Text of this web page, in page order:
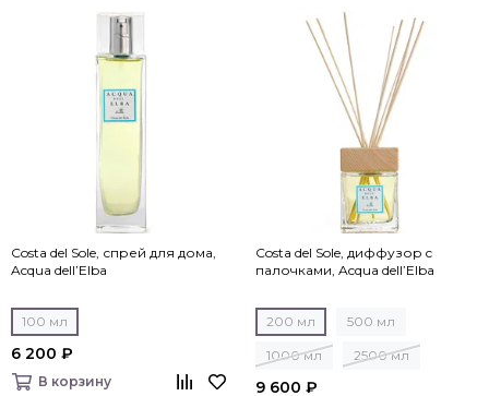
Costa del Sole, спрей для дома,
Acqua dell’Elba
100 мл
6 200 ₽
В корзину
Costa del Sole, диффузор c
палочками, Acqua dell’Elba
200 мл 500 мл
1000 мл 2500 мл
9 600 ₽